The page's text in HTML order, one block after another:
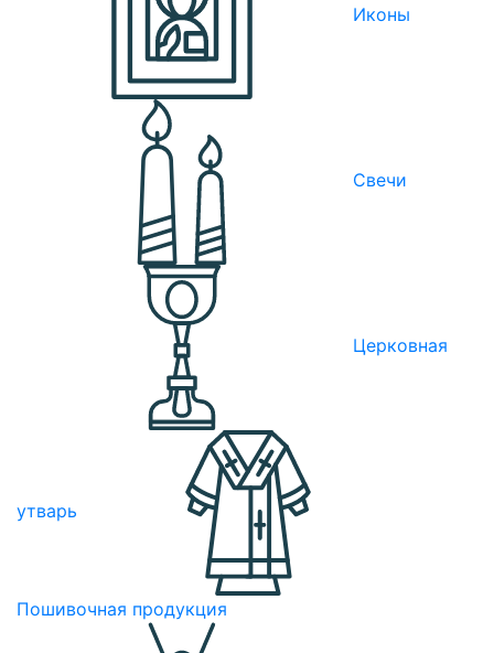
Иконы
Свечи
Церковная
утварь
Пошивочная продукция